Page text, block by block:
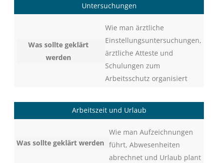
Untersuchungen
Wie man ärztliche
Einstellungsuntersuchungen,
ärztliche Atteste und
Schulungen zum
Arbeitsschutz organisiert
Arbeitszeit und Urlaub
Wie man Aufzeichnungen
führt, Abwesenheiten
abrechnet und Urlaub plant